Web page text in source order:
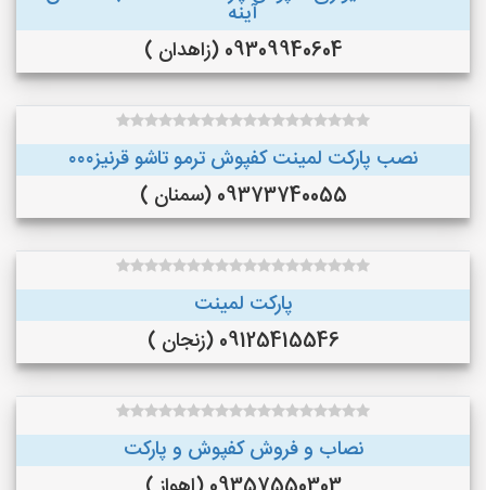
آینه
09309940604 (زاهدان )
نصب پارکت لمینت کفپوش ترمو تاشو قرنیز۰۰۰
09373740055 (سمنان )
پارکت لمینت
09125415546 (زنجان )
نصاب و فروش کفپوش و پارکت